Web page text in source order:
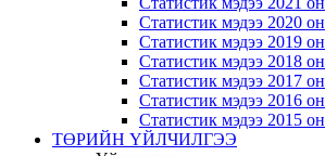
Статистик мэдээ 2020 он
Статистик мэдээ 2019 он
Статистик мэдээ 2018 он
Статистик мэдээ 2017 он
Статистик мэдээ 2016 он
Статистик мэдээ 2015 он
ТӨРИЙН ҮЙЛЧИЛГЭЭ